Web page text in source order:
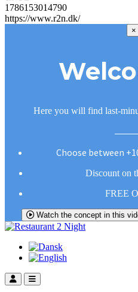
1786153014790
https://www.r2n.dk/
×
Here you will find last-
Choose between
Discount on
FREE
Watch the concept in this